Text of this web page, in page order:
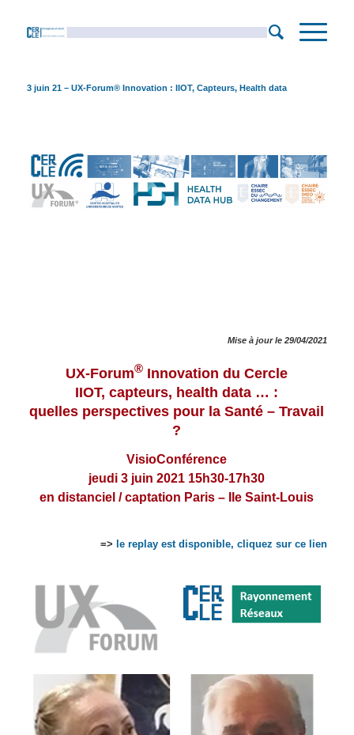
3 juin 21 – UX-Forum® Innovation : IIOT, Capteurs, Health data
Mise à jour le 29/04/2021
UX-Forum® Innovation du Cercle
IIOT, capteurs, health data … :
quelles perspectives pour la Santé – Travail
?
VisioConférence
jeudi 3 juin 2021 15h30-17h30
en distanciel / captation Paris – Ile Saint-Louis
=>le replay est disponible, cliquez sur ce lien